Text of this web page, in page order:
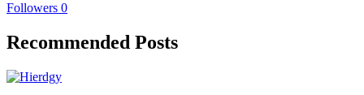
Followers 0
Recommended Posts